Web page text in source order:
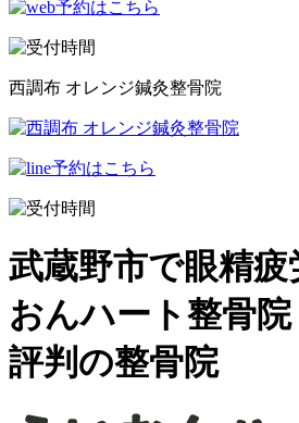
西調布 オレンジ鍼灸整骨院
武蔵野市で眼精
おんハート整骨
評判の整骨院